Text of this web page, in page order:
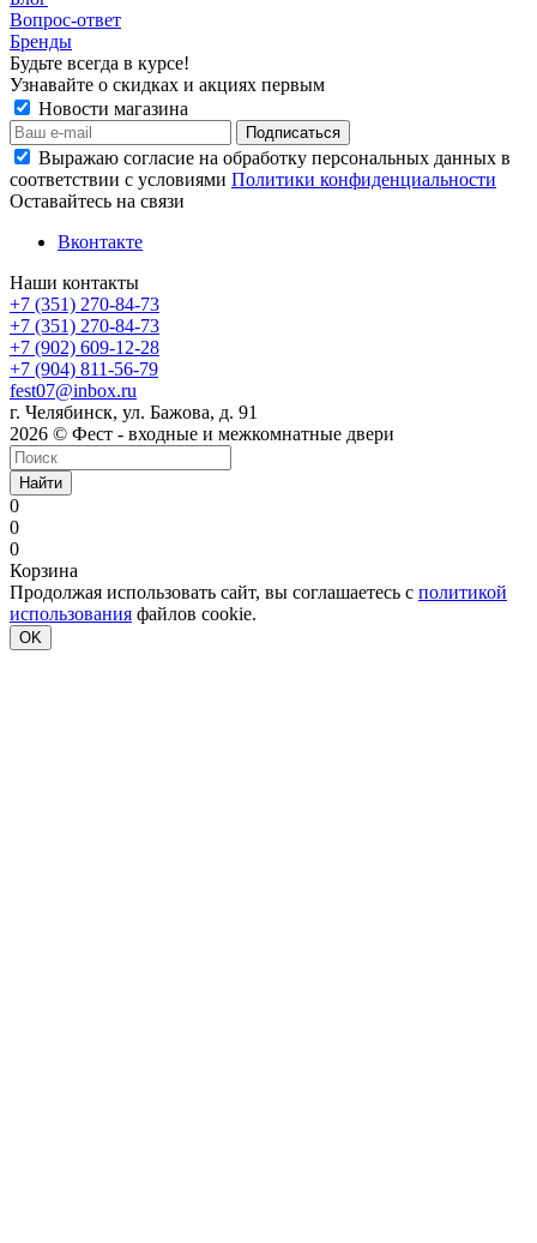
Вопрос-ответ
Бренды
Будьте всегда в курсе!
Узнавайте о скидках и акциях первым
Новости магазина
Выражаю согласие на обработку персональных данных в
соответствии с условиями Политики конфиденциальности
Оставайтесь на связи
Вконтакте
Наши контакты
+7 (351) 270-84-73
+7 (351) 270-84-73
+7 (902) 609-12-28
+7 (904) 811-56-79
fest07@inbox.ru
г. Челябинск, ул. Бажова, д. 91
2026 © Фест - входные и межкомнатные двери
Найти
0
0
0
Корзина
Продолжая использовать сайт, вы соглашаетесь с политикой
использования файлов cookie.
OK